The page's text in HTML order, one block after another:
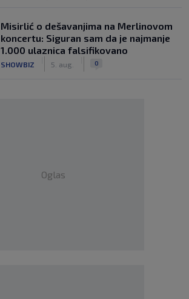
Misirlić o dešavanjima na Merlinovom
koncertu: Siguran sam da je najmanje
1.000 ulaznica falsifikovano
SHOWBIZ 5. aug. 0
Oglas